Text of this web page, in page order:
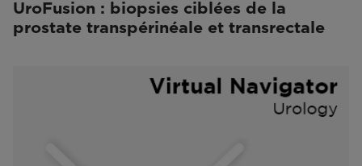
UroFusion : biopsies ciblées de la
prostate transpérinéale et transrectale